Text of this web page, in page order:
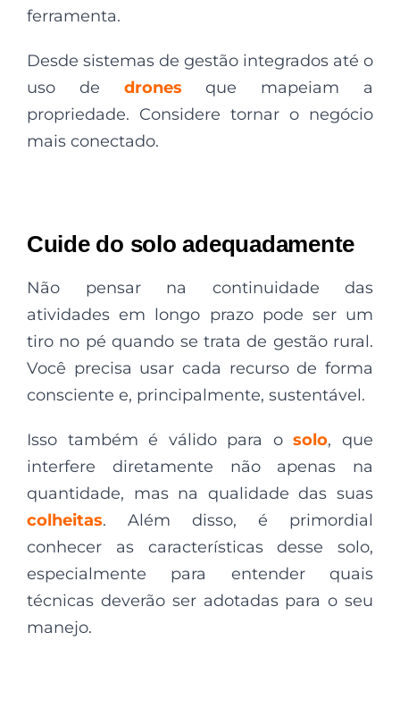
ferramenta.
Desde sistemas de gestão integrados até o
uso de drones
que mapeiam a
propriedade. Considere tornar o negócio
mais conectado.
Cuide do solo adequadamente
Não pensar na continuidade das
atividades em longo prazo pode ser um
tiro no pé quando se trata de gestão rural.
Você precisa usar cada recurso de forma
consciente e, principalmente, sustentável.
Isso também é válido para osolo, que
interfere diretamente não apenas na
quantidade, mas na qualidade das suas
colheitas. Além disso, é primordial
conhecer as características desse solo,
especialmente para entender quais
técnicas deverão ser adotadas para o seu
manejo.